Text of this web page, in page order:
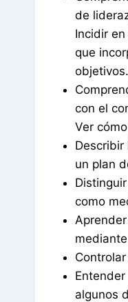
de
Incidir
que
objetivos.
con el
Ver
un plan
como
algunos